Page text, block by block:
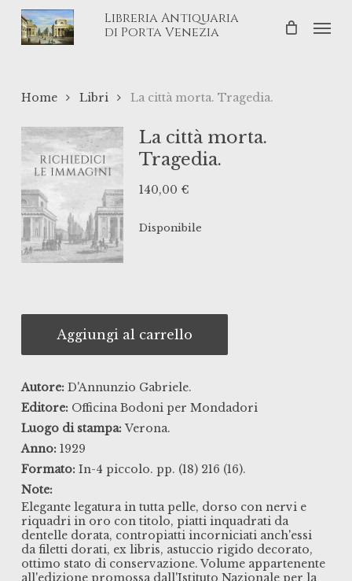
Skip
Libreria Antiquaria
di Porta Venezia
Home Libri La città morta. Tragedia.
La città morta.
Tragedia.
140,00 €
Disponibile
Aggiungi al carrello
Autore: D'Annunzio Gabriele.
Editore: Officina Bodoni per Mondadori
Luogo di stampa: Verona.
Anno: 1929
Formato: In-4 piccolo. pp. (18) 216 (16).
Note:
Elegante legatura in tutta pelle, dorso con nervi e
riquadri in oro con titolo, piatti inquadrati da
dentelle dorata, contropiatti incorniciati anch'essi
da filetti dorati, ex libris, astuccio rigido decorato,
ottimo stato di conservazione. Volume appartenente